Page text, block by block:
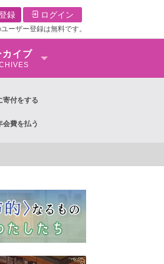
録 ログイン
ーザー登録は無料です。
カイブ
寄付をする
会費を払う